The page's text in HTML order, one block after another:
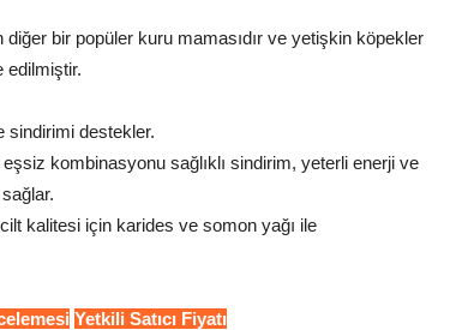
diğer bir popüler kuru mamasıdır ve yetişkin köpekler
edilmiştir.
sindirimi destekler.
kombinasyonu sağlıklı sindirim, yeterli enerji ve
kalitesi için karides ve somon yağı ile
Yetkili Satıcı Fiyatı